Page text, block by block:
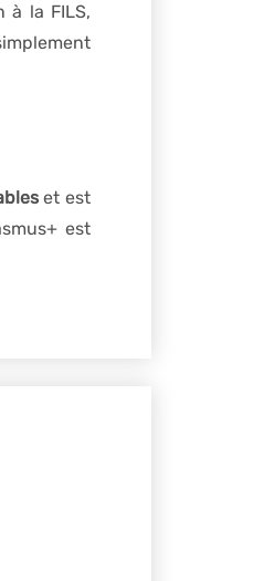
à la FILS,
et est
est